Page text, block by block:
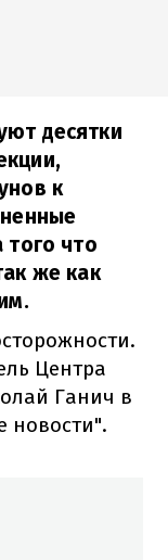
десятки
к
того что
же как
Центра
Ганич в
новости".